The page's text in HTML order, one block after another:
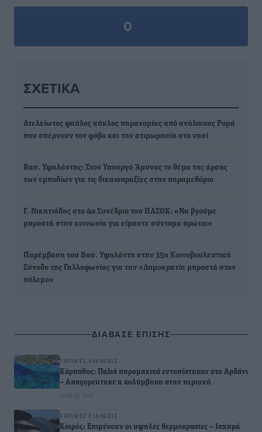
0
ΣΧΕΤΙΚΆ
Ατελείωτος φαύλος κύκλος παρανομίας από ανήλικους Ρομά
που σπέρνουν τον φόβο και την ατιμωρησία στο νησί
Βασ. Υψηλάντης: Στον Υπουργό Άμυνας το θέμα της άρσης
των εμποδίων για τις δικαιοπραξίες στην παραμεθόριο
Γ. Νικητιάδης στο 4ο Συνέδριο του ΠΑΣΟΚ: «Να βγούμε
μπροστά στην κοινωνία για είμαστε σύντομα πρώτοι»
Παρέμβαση του Βασ. Υψηλάντη στην 35η Κοινοβουλευτική
Σύνοδο της Γαλλοφωνίας για την «Δημοκρατία μπροστά στον
πόλεμο»
ΔΙΑΒΑΣΕ ΕΠΙΣΗΣ
ΤΟΠΙΚΈΣ ΕΙΔΉΣΕΙΣ
Κάρπαθος: Παλιά πυρομαχικά εντοπίστηκαν στο Αρδάνι
– Απαγορεύτηκε η κολύμβηση στην περιοχή
09.08.26 · 11:53
ΤΟΠΙΚΈΣ ΕΙΔΉΣΕΙΣ
Καιρός: Επιμένουν οι υψηλές θερμοκρασίες – Ισχυρά